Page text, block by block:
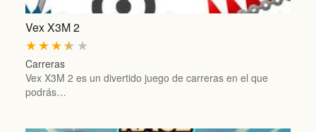
Vex X3M 2
★
★
★
★
★
Carreras
Vex X3M 2 es un divertido juego de carreras en el que
podrás…